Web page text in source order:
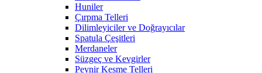
Huniler
Çırpma Telleri
Dilimleyiciler ve Doğrayıcılar
Spatula Çeşitleri
Merdaneler
Süzgeç ve Kevgirler
Peynir Kesme Telleri